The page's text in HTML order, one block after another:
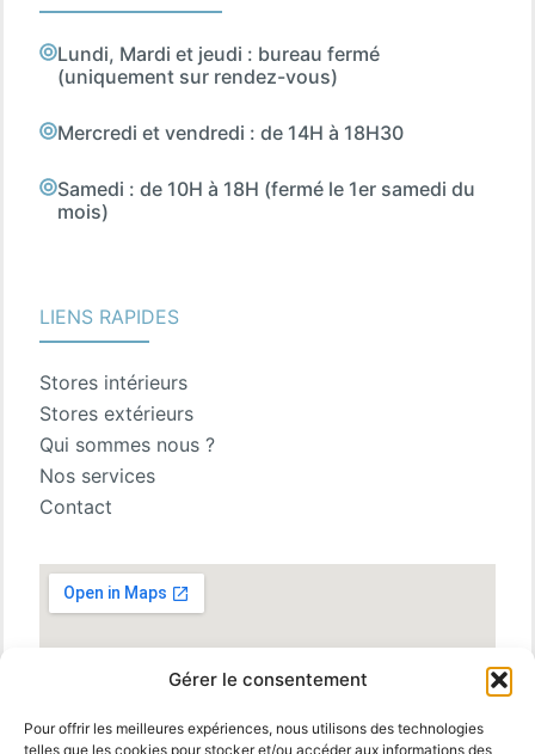
Gérer le consentement
Pour offrir les meilleures expériences, nous utilisons des technologies
telles que les cookies pour stocker et/ou accéder aux informations des
Lundi, Mardi et jeudi : bureau fermé
(uniquement sur rendez-vous)
Mercredi et vendredi : de 14H à 18H30
Samedi : de 10H à 18H (fermé le 1er samedi du
mois)
LIENS RAPIDES
Stores intérieurs
Stores extérieurs
Qui sommes nous ?
Nos services
Contact